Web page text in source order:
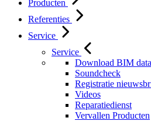
Producten
Referenties
Service
Service
Download BIM data
Soundcheck
Registratie
Videos
Reparatiedienst
Vervallen Producten